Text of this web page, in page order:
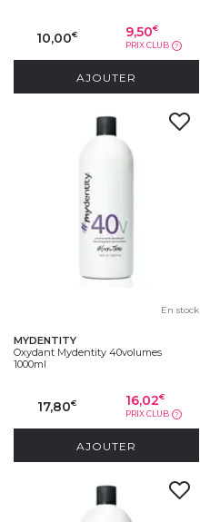
10,00€ 9,50€
PRIX CLUB ?
AJOUTER
En stock
MYDENTITY
Oxydant Mydentity 40volumes
1000ml
17,80€ 16,02€
PRIX CLUB ?
AJOUTER